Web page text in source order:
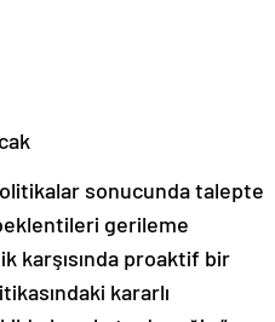
sonucunda talepte
gerileme
karşısında proaktif bir
kararlı